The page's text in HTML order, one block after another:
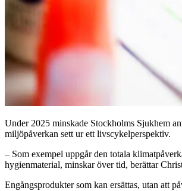
Under 2025 minskade Stockholms Sjukhem
miljöpåverkan sett ur ett livscykelperspektiv.
– Som exempel uppgår den totala
hygienmaterial, minskar över tid, berättar
Engångsprodukter som kan ersättas, utan att